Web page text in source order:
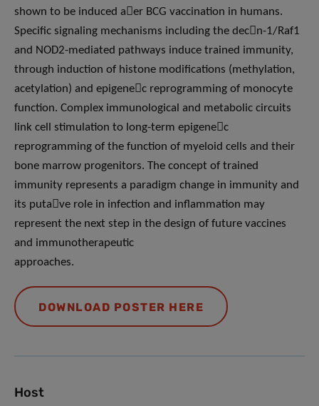
shown to be induced a􀅌er BCG vaccination in humans.
Specific signaling mechanisms including the dec􀆟n-1/Raf1
and NOD2-mediated pathways induce trained immunity,
through induction of histone modifications (methylation,
acetylation) and epigene􀆟c reprogramming of monocyte
function. Complex immunological and metabolic circuits
link cell stimulation to long-term epigene􀆟c
reprogramming of the function of myeloid cells and their
bone marrow progenitors. The concept of trained
immunity represents a paradigm change in immunity and
its puta􀆟ve role in infection and inflammation may
represent the next step in the design of future vaccines
and immunotherapeutic
approaches.
DOWNLOAD POSTER HERE
Host